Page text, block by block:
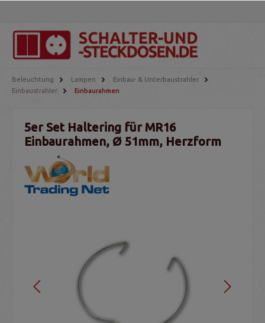
Beleuchtung Lampen
Einbau- & Unterbaustrahler
Einbaustrahler
Einbaurahmen
5er Set Haltering für MR16
Einbaurahmen, Ø 51mm, Herzform